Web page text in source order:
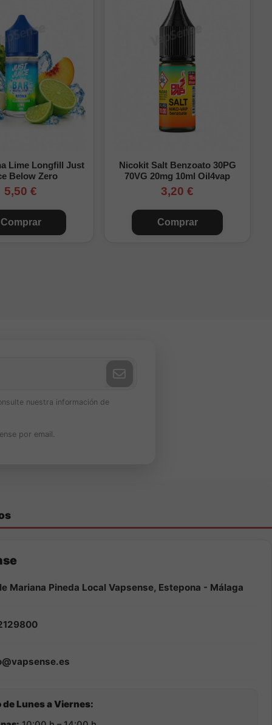
Lime Longfill Just
Below Zero
5,50 €
Comprar
Nicokit Salt Benzoato 30PG
70VG 20mg 10ml Oil4vap
3,20 €
Comprar
nuestra información de
por email.
Mariana Pineda Local Vapsense, Estepona - Málaga
de Lunes a Viernes: